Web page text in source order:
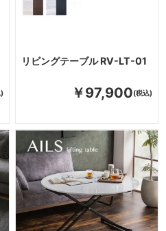
リビングテーブル RV-LT-01
￥97,900